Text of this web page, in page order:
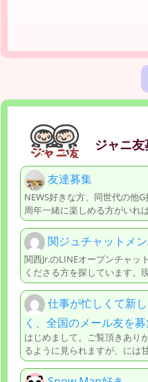
ジャニ
友達募集
NEWS好きな方、同世代の他
周年一緒に楽しめる方がいれ
関ジュチャットメ
関西Jr.のLINEオープンチャッ
くださる方を探しています。
仕事が忙しくて新
く、全国のメール友を募
はじめまして。ご覧頂きあり
るように見られますが、には